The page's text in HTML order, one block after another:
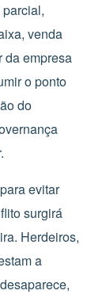
venda
da empresa
o ponto
do
evitar
surgirá
Herdeiros,
a